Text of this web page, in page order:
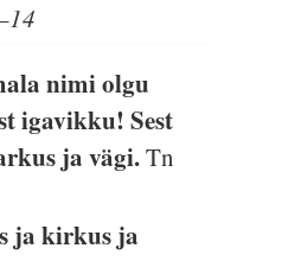
nimi olgu
igavikku! Sest
ja vägi.Tn
ja kirkus ja